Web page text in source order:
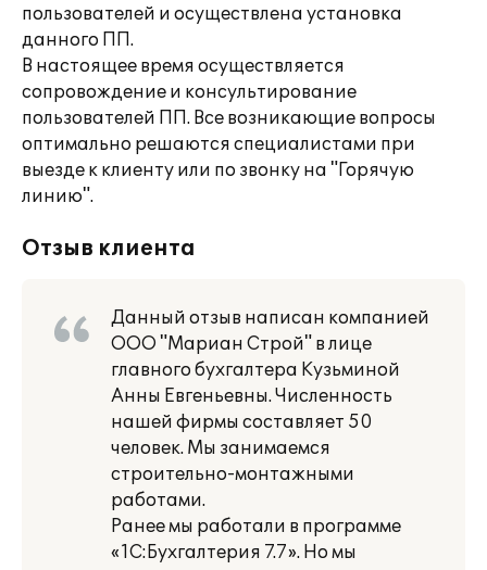
пользователей и осуществлена установка
данного ПП.
В настоящее время осуществляется
сопровождение и консультирование
пользователей ПП. Все возникающие вопросы
оптимально решаются специалистами при
выезде к клиенту или по звонку на "Горячую
линию".
Отзыв клиента
Данный отзыв написан компанией
ООО "Мариан Строй" в лице
главного бухгалтера Кузьминой
Анны Евгеньевны. Численность
нашей фирмы составляет 50
человек. Мы занимаемся
строительно-монтажными
работами.
Ранее мы работали в программе
«1С:Бухгалтерия 7.7». Но мы